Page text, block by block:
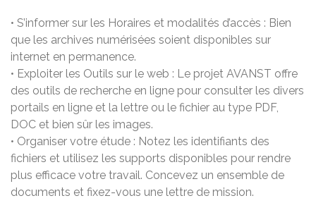
• S’informer sur les Horaires et modalités d’accès : Bien
que les archives numérisées soient disponibles sur
internet en permanence.
• Exploiter les Outils sur le web : Le projet AVANST offre
des outils de recherche en ligne pour consulter les divers
portails en ligne et la lettre ou le fichier au type PDF,
DOC et bien sûr les images.
• Organiser votre étude : Notez les identifiants des
fichiers et utilisez les supports disponibles pour rendre
plus efficace votre travail. Concevez un ensemble de
documents et fixez-vous une lettre de mission.